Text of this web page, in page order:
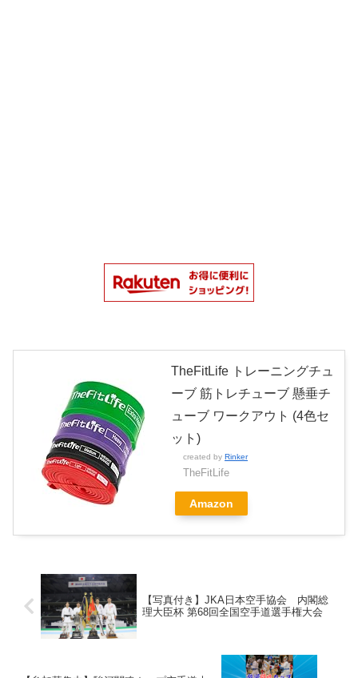
TheFitLife トレーニングチュ
ーブ 筋トレチューブ 懸垂チ
ューブ ワークアウト (4色セ
ット)
created by Rinker
TheFitLife
Amazon
【写真付き】JKA日本空手協会 内閣総
理大臣杯 第68回全国空手道選手権大会